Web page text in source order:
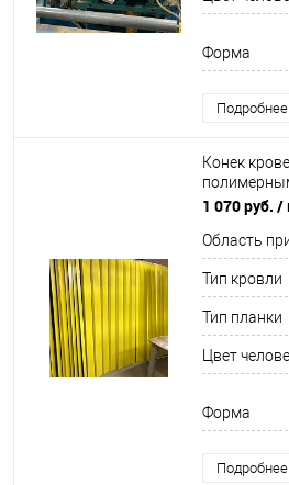
Форма
Подробнее
Конек
RAL 9003
1 070 руб. /
Область
Тип кровли
Тип планки
Цвет
Форма
Подробнее